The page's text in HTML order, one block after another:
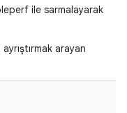
ile sarmalayarak
arayan